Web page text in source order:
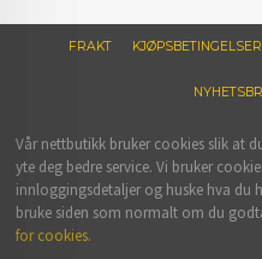
FRAKT KJØPSBETINGELSER
Vår nettbutikk bruker cookies slik at
yte deg bedre service. Vi bruker
innloggingsdetaljer og huske hva du
bruke siden som normalt om du
for cookies.